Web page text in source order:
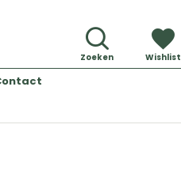
Zoeken Wishlist